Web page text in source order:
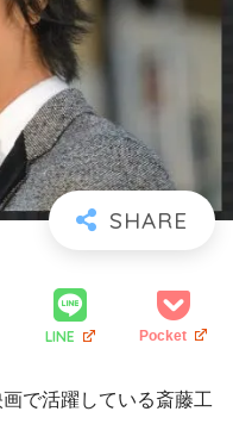
LINE Pocket
で活躍している斎藤工